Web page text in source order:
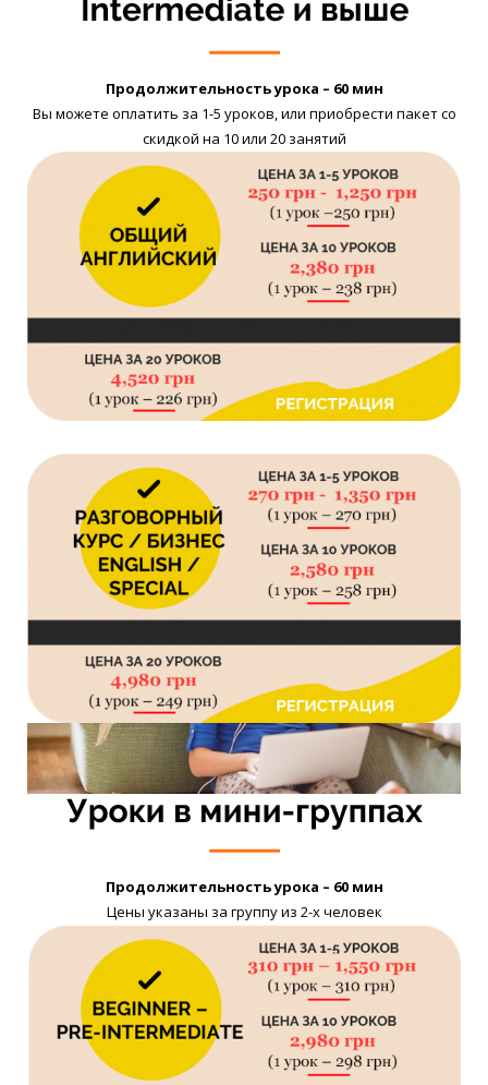
Продолжительность урока – 60 мин
Вы можете оплатить за 1-5 уроков, или приобрести пакет со
скидкой на 10 или 20 занятий
Продолжительность урока – 60 мин
Цены указаны за группу из 2-х человек